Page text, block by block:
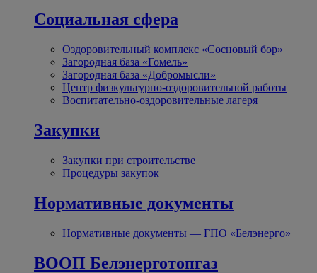
Социальная сфера
Оздоровительный комплекс «Сосновый бор»
Загородная база «Гомель»
Загородная база «Добромысли»
Центр физкультурно-оздоровительной работы
Воспитательно-оздоровительные лагеря
Закупки
Закупки при строительстве
Процедуры закупок
Нормативные документы
Нормативные документы — ГПО «Белэнерго»
ВООП Белэнерготопгаз